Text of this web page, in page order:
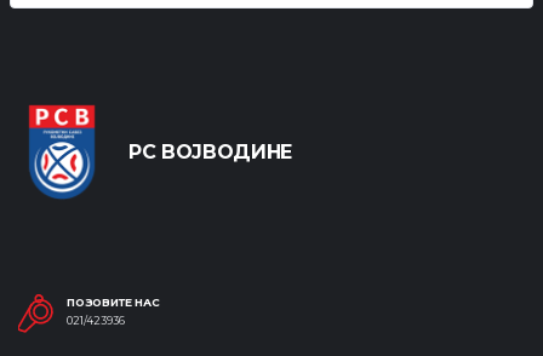
РС ВОЈВОДИНЕ
ПОЗОВИТЕ НАС
021/423936